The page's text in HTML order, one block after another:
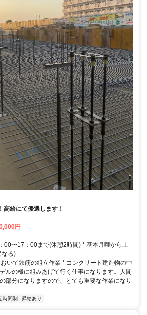
高給にて優遇します！
円
00〜17：00まで(休憩2時間) * 基本月曜から土
なる)
いて鉄筋の組立作業 * コンクリート建造物の中
ルの様に組みあげて行く仕事になります。人間
部分になりますので、とても重要な作業になり
時間制 昇給あり